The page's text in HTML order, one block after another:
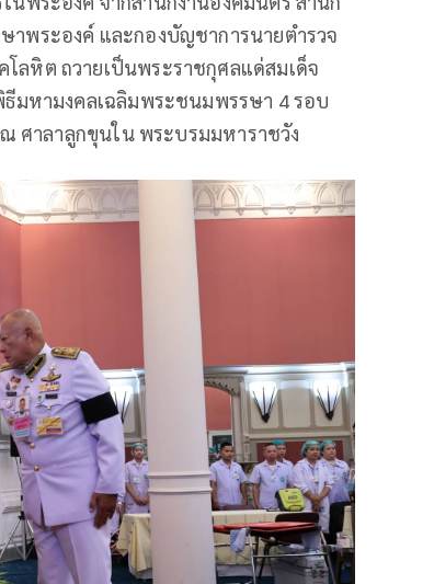
าพระองค์ และกองบัญชาการนายตำรวจ
ลหิต ถวายเป็นพระราชกุศลแด่สมเด็จ
ธีมหามงคลเฉลิมพระชนมพรรษา 4 รอบ
ศาลาลูกขุนใน พระบรมมหาราชวัง